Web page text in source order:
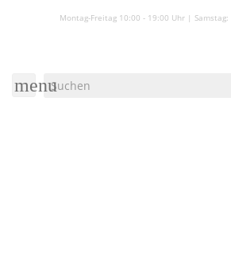
Montag-Freitag 10:00 - 19:00 Uhr | Samstag:
menu